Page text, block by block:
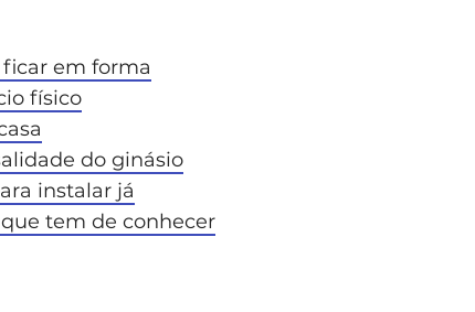
em forma
físico
do ginásio
instalar já
tem de conhecer